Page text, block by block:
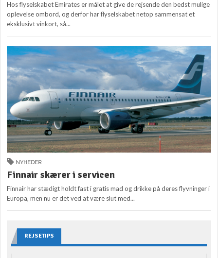
Hos flyselskabet Emirates er målet at give de rejsende den bedst mulige
oplevelse ombord, og derfor har flyselskabet netop sammensat et
eksklusivt vinkort, så...
NYHEDER
Finnair skærer i servicen
Finnair har stædigt holdt fast i gratis mad og drikke på deres flyvninger i
Europa, men nu er det ved at være slut med...
REJSETIPS